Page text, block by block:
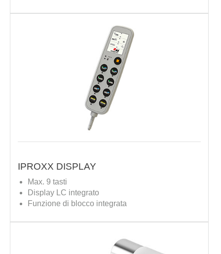
IPROXX DISPLAY
Max. 9 tasti
Display LC integrato
Funzione di blocco integrata